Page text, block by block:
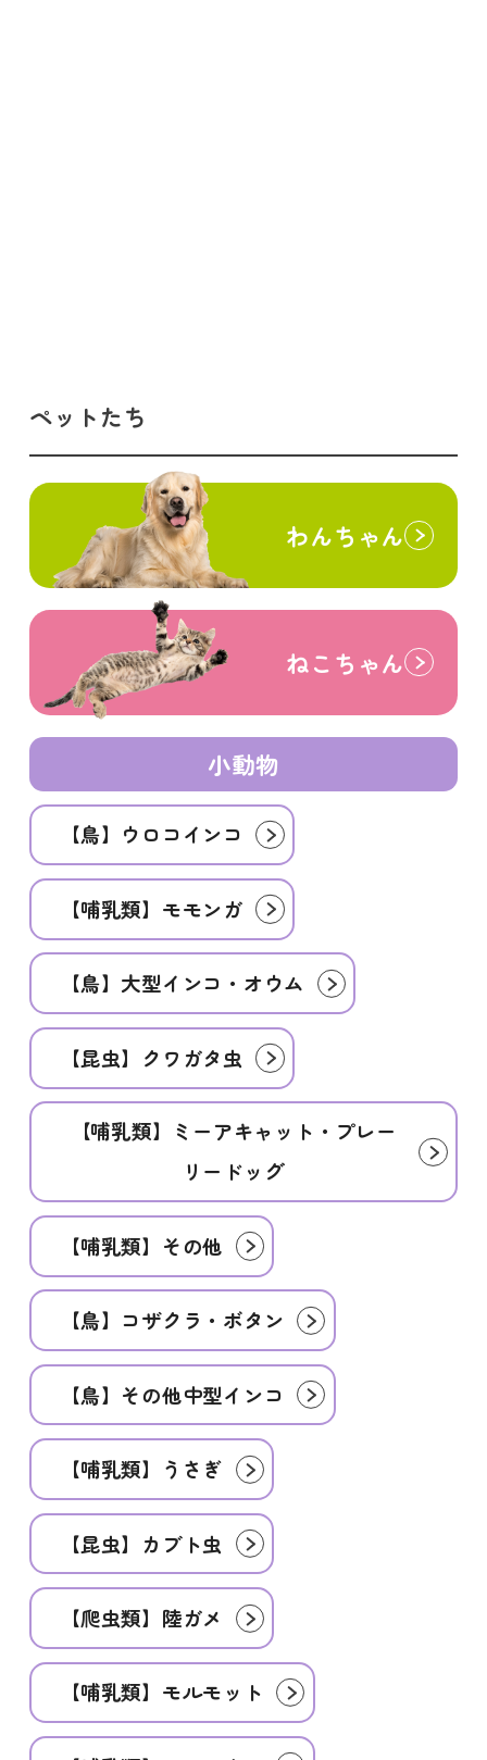
ペットたち
わんちゃん
ねこちゃん
小動物
【鳥】ウロコインコ
【哺乳類】モモンガ
【鳥】大型インコ・オウム
【昆虫】クワガタ虫
【哺乳類】ミーアキャット・プレー
リードッグ
【哺乳類】その他
【鳥】コザクラ・ボタン
【鳥】その他中型インコ
【哺乳類】うさぎ
【昆虫】カブト虫
【爬虫類】陸ガメ
【哺乳類】モルモット